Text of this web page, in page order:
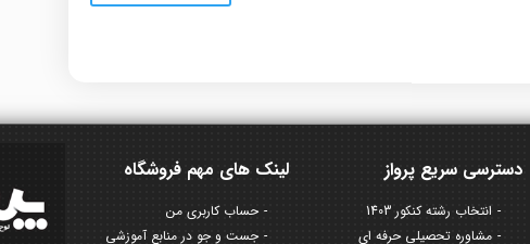
لینک های مهم فروشگاه
حساب کاربری من
جست و جو در منابع آموزشی
دسترسی سریع پرواز
انتخاب رشته کنکور 1403
مشاوره تحصیلی حرفه ای